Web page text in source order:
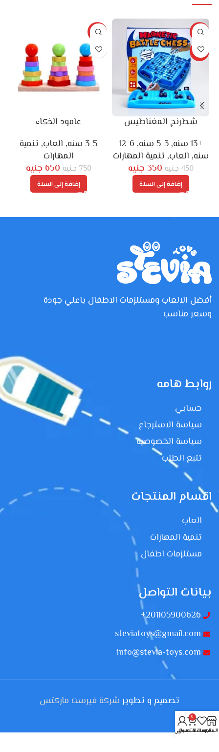
-22%
حصري
شطرنج المغناطيس
+13 سنه
, 3-5 سنه ,
6-12
سنه, العاب, تنمية المهارات
450جنيه 350 جنيه
إضافة إلى السلة
-13%
عامود الذكاء
3-5 سنه
, العاب, تنمية
المهارات
750جنيه 650 جنيه
إضافة إلى السلة
أفضل الالعاب ومستلزمات الاطفال باعلي جودة
وسعر مناسب
روابط هامه
حسابي
سياسة الاسترجاع
سياسة الخصوصية
تتبع الطلب
اقسام المنتجات
العاب
تنمية المهارات
مستلزمات اطفال
بيانات التواصل
201105900626+
steviatoys@gmail.com
info@stevia-toys.com
تصميم و تطوير شركة فيرست ماركتس
المتجرالمفضلة
0
سلة التسوق
حسابي